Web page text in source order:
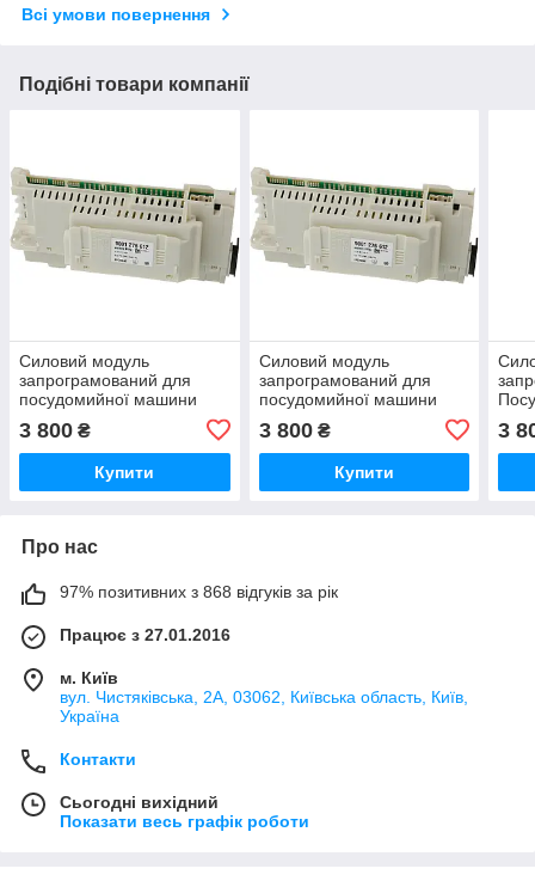
Всі умови повернення
Подібні товари компанії
Силовий модуль
запрограмований для
посудомийної машини
3 800 ₴
Купити
Силовий модуль
запрограмований для
посудомийної машини
3 800₴
Купити
3
Про нас
97% позитивних з 868 відгуків за рік
Працює з 27.01.2016
м. Київ
вул. Чистяківська, 2А, 03062, Київська область, Київ,
Україна
Контакти
Сьогодні вихідний
Показати весь графік роботи